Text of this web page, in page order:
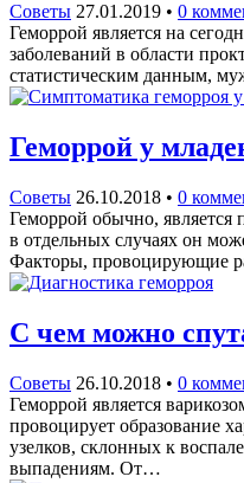
Советы 27.01.2019 • 0
Геморрой является на
заболеваний в области
статистическим данным,
Геморрой у
Советы 26.10.2018 • 0
Геморрой обычно,
в отдельных случаях он
Факторы, провоцирующие
С чем можно
Советы 26.10.2018 • 0
Геморрой является
провоцирует образование
узелков, склонных к
выпадениям. От…